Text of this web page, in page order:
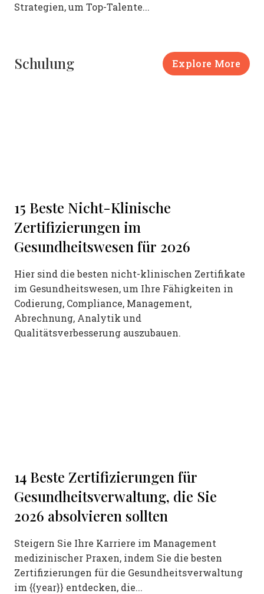
Strategien, um Top-Talente...
Schulung Explore More
15 Beste Nicht-Klinische
Zertifizierungen im
Gesundheitswesen für 2026
Hier sind die besten nicht-klinischen Zertifikate
im Gesundheitswesen, um Ihre Fähigkeiten in
Codierung, Compliance, Management,
Abrechnung, Analytik und
Qualitätsverbesserung auszubauen.
14 Beste Zertifizierungen für
Gesundheitsverwaltung, die Sie
2026 absolvieren sollten
Steigern Sie Ihre Karriere im Management
medizinischer Praxen, indem Sie die besten
Zertifizierungen für die Gesundheitsverwaltung
im {{year}} entdecken, die...